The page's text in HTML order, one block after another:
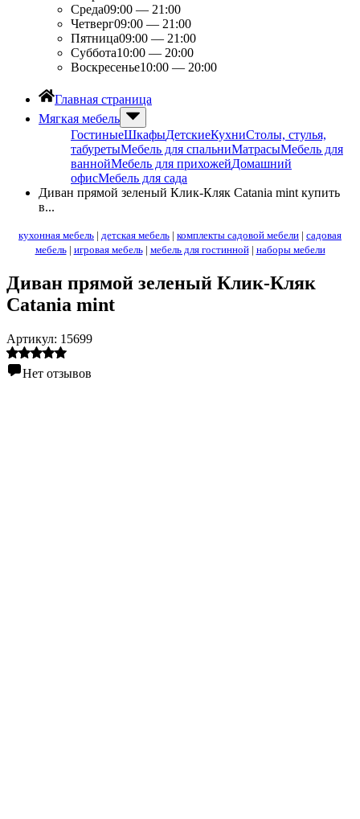
Среда09:00 — 21:00
Четверг09:00 — 21:00
Пятница09:00 — 21:00
Суббота10:00 — 20:00
Воскресенье10:00 — 20:00
Главная страница
Мягкая мебель
ГостиныеШкафыДетскиеКухниСтолы, стулья,
табуретыМебель для спальниМатрасыМебель для
ваннойМебель для прихожейДомашний
офисМебель для сада
Диван прямой зеленый Клик-Кляк Catania mint купить
в...
кухонная мебель | детская мебель | комплекты садовой мебели | садовая
мебель| игровая мебель| мебель для гостинной| наборы мебели
Диван прямой зеленый Клик-Кляк
Catania mint
Артикул: 15699
Нет отзывов